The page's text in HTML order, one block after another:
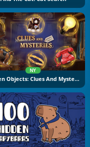
NY
Hidden Objects: Clues And Mysteries